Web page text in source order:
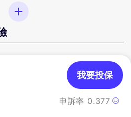
申訴率 0.377
我要投保